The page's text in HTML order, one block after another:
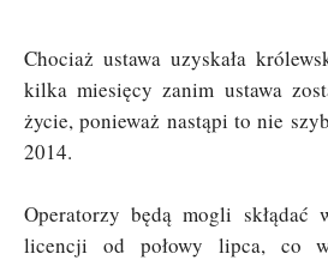
Chociaż ustawa uzyskała
kilka miesięcy zanim ustawa
życie, ponieważ nastąpi to nie
2014.
Operatorzy będą mogli skłądać
licencji od połowy lipca, co